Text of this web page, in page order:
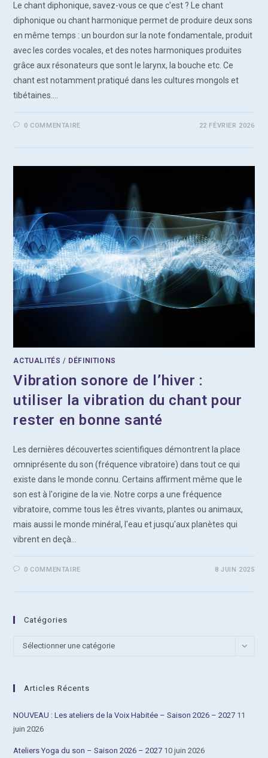
Le chant diphonique, savez-vous ce que c'est ? Le chant
diphonique ou chant harmonique permet de produire deux sons
en même temps : un bourdon sur la note fondamentale, produit
avec les cordes vocales, et des notes harmoniques produites
grâce aux résonateurs que sont le larynx, la bouche etc. Ce
chant est notamment pratiqué dans les cultures mongols et
tibétaines.…
0 COMMENTAIRE 22 FÉVRIER 2026
ACTUALITÉS / DÉFINITIONS
Vibration sonore de l’hiver :
utiliser la vibration du chant pour
rester en bonne santé
Les dernières découvertes scientifiques démontrent la place
omniprésente du son (fréquence vibratoire) dans tout ce qui
existe dans le monde connu. Certains affirment même que le
son est à l'origine de la vie. Notre corps a une fréquence
vibratoire, comme tous les êtres vivants, plantes ou animaux,
mais aussi le monde minéral, l'eau et jusqu'aux planètes qui
vibrent en deçà…
0 COMMENTAIRE 8 JUIN 2025
Catégories
Catégories
Sélectionner une catégorie
Articles Récents
NOUVEAU : Les ateliers de la Voix Habitée – Saison 2026 – 2027 11
juin 2026
Ateliers Yoga du son – Saison 2026 – 2027 10 juin 2026